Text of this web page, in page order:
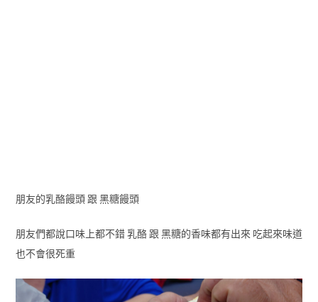
朋友的乳酪饅頭 跟 黑糖饅頭
朋友們都說口味上都不錯 乳酪 跟 黑糖的香味都有出來 吃起來味道
也不會很死重